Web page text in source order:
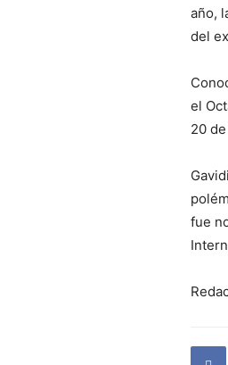
año,
del
el
20
fue